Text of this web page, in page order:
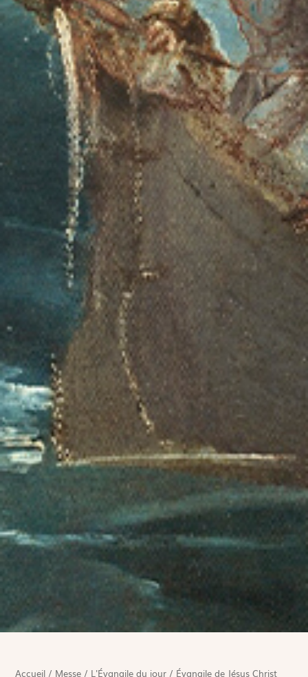
Accueil / Messe / L'Évangile du jour / Évangile de Jésus Christ